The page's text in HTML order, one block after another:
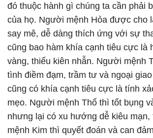
đó thuộc hành gì chúng ta cần phải
của họ. Người mệnh Hỏa được cho
say mê, dễ dàng thích ứng với sự
cũng bao hàm khía cạnh tiêu cực là
vàng, thiếu kiên nhẫn. Người mệnh
tình điềm đạm, trầm tư và ngoại
cũng có khía cạnh tiêu cực là tính
mẹo. Người mệnh Thổ thì tốt bụng
nhưng lại có xu hướng dễ kiêu
mệnh Kim thì quyết đoán và can